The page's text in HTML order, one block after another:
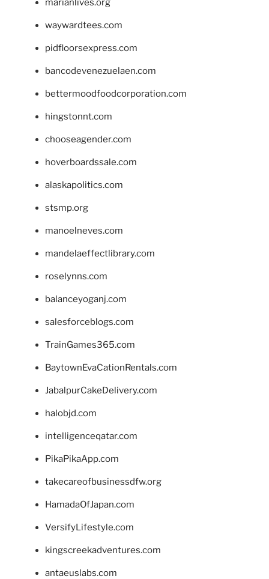
marianlives.org
waywardtees.com
pidfloorsexpress.com
bancodevenezuelaen.com
bettermoodfoodcorporation.com
hingstonnt.com
chooseagender.com
hoverboardssale.com
alaskapolitics.com
stsmp.org
manoelneves.com
mandelaeffectlibrary.com
roselynns.com
balanceyoganj.com
salesforceblogs.com
TrainGames365.com
BaytownEvaCationRentals.com
JabalpurCakeDelivery.com
halobjd.com
intelligenceqatar.com
PikaPikaApp.com
takecareofbusinessdfw.org
HamadaOfJapan.com
VersifyLifestyle.com
kingscreekadventures.com
antaeuslabs.com